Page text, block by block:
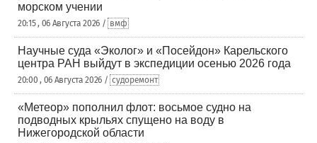
морском учении
20:15 , 06 Августа 2026 / вмф
Научные суда «Эколог» и «Посейдон» Карельского
центра РАН выйдут в экспедиции осенью 2026 года
20:00 , 06 Августа 2026 / судоремонт
«Метеор» пополнил флот: восьмое судно на
подводных крыльях спущено на воду в
Нижегородской области